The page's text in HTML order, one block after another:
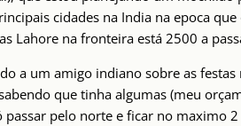
cidades na India na epoca
Lahore na fronteira está 2500 a
a um amigo indiano sobre as
que tinha algumas (meu
passar pelo norte e ficar no maximo